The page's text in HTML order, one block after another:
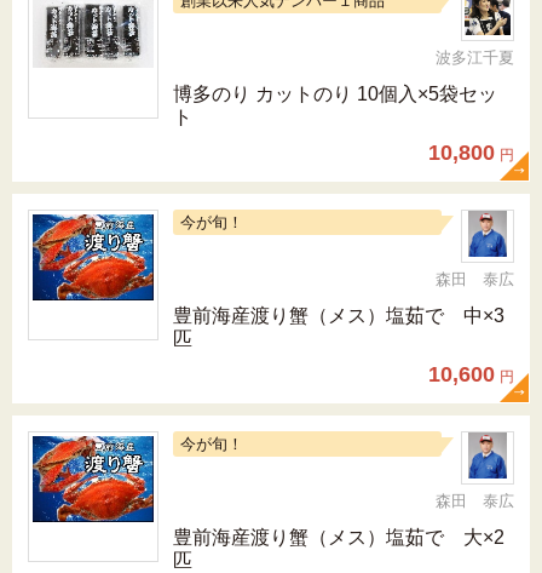
波多江千夏
博多のり カットのり 10個入×5袋セッ
ト
10,800 円
今が旬！
森田 泰広
豊前海産渡り蟹（メス）塩茹で 中×3
匹
10,600 円
今が旬！
森田 泰広
豊前海産渡り蟹（メス）塩茹で 大×2
匹